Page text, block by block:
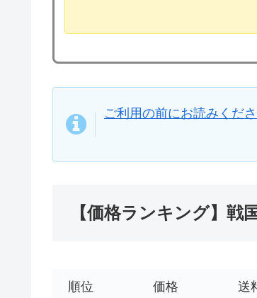
ご利用の前にお読みくださ
【価格ランキング】戦
順位 価格 送